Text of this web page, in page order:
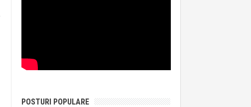
POSTURI POPULARE